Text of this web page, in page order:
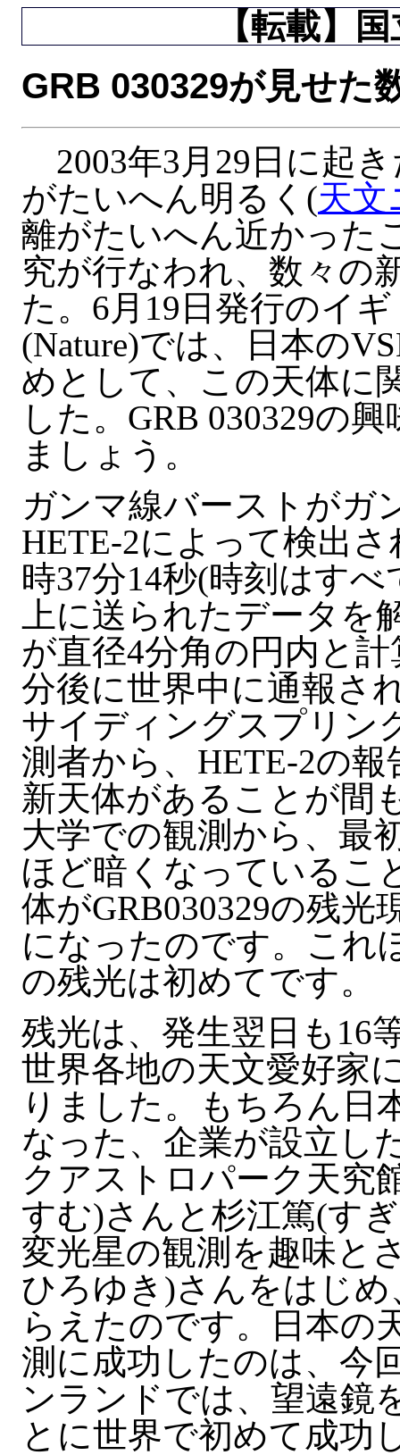
【転載】
GRB 030329が見せた
2003年3月29日に起
がたいへん明るく(天文
離がたいへん近かった
究が行なわれ、数々の
た。6月19日発行のイ
(Nature)では、日本の
めとして、この天体に
した。GRB 030329の
ましょう。
ガンマ線バーストがガ
HETE-2によって検出
時37分14秒(時刻はす
上に送られたデータ
が直径4分角の円内と
分後に世界中に通報さ
サイディングスプリン
測者から、HETE-2の
新天体があることが間
大学での観測から、最
ほど暗くなっているこ
体がGRB030329の残
になったのです。これ
の残光は初めてです。
残光は、発生翌日も16
世界各地の天文愛好家
りました。もちろん日
なった、企業が設立し
クアストロパーク天究
すむ)さんと杉江篤(す
変光星の観測を趣味と
ひろゆき)さんをはじ
らえたのです。日本の
測に成功したのは、今
ンランドでは、望遠鏡
とに世界で初めて成功